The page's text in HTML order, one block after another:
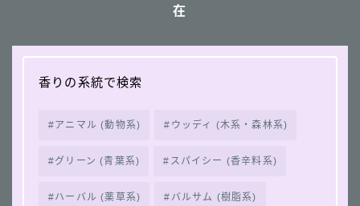
在
香りの系統で検索
アニマル (動物系) ウッディ (木系・森林系)
グリーン (青葉系) スパイシー (香辛料系)
ハーバル (薬草系) バルサム (樹脂系)